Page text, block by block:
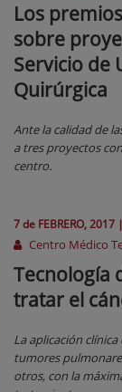
Los
sobre
Servicio de
Quirúrgica
Ante la calidad de
a tres proyectos
centro.
7 de FEBRERO, 2017 |
Centro Médico
Tecnología
tratar el
La aplicación
tumores
otros, con la